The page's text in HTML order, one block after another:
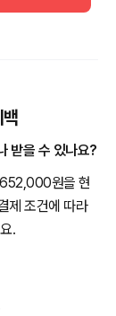
받을 수 있나요?
원을 현
제 조건에 따라
.